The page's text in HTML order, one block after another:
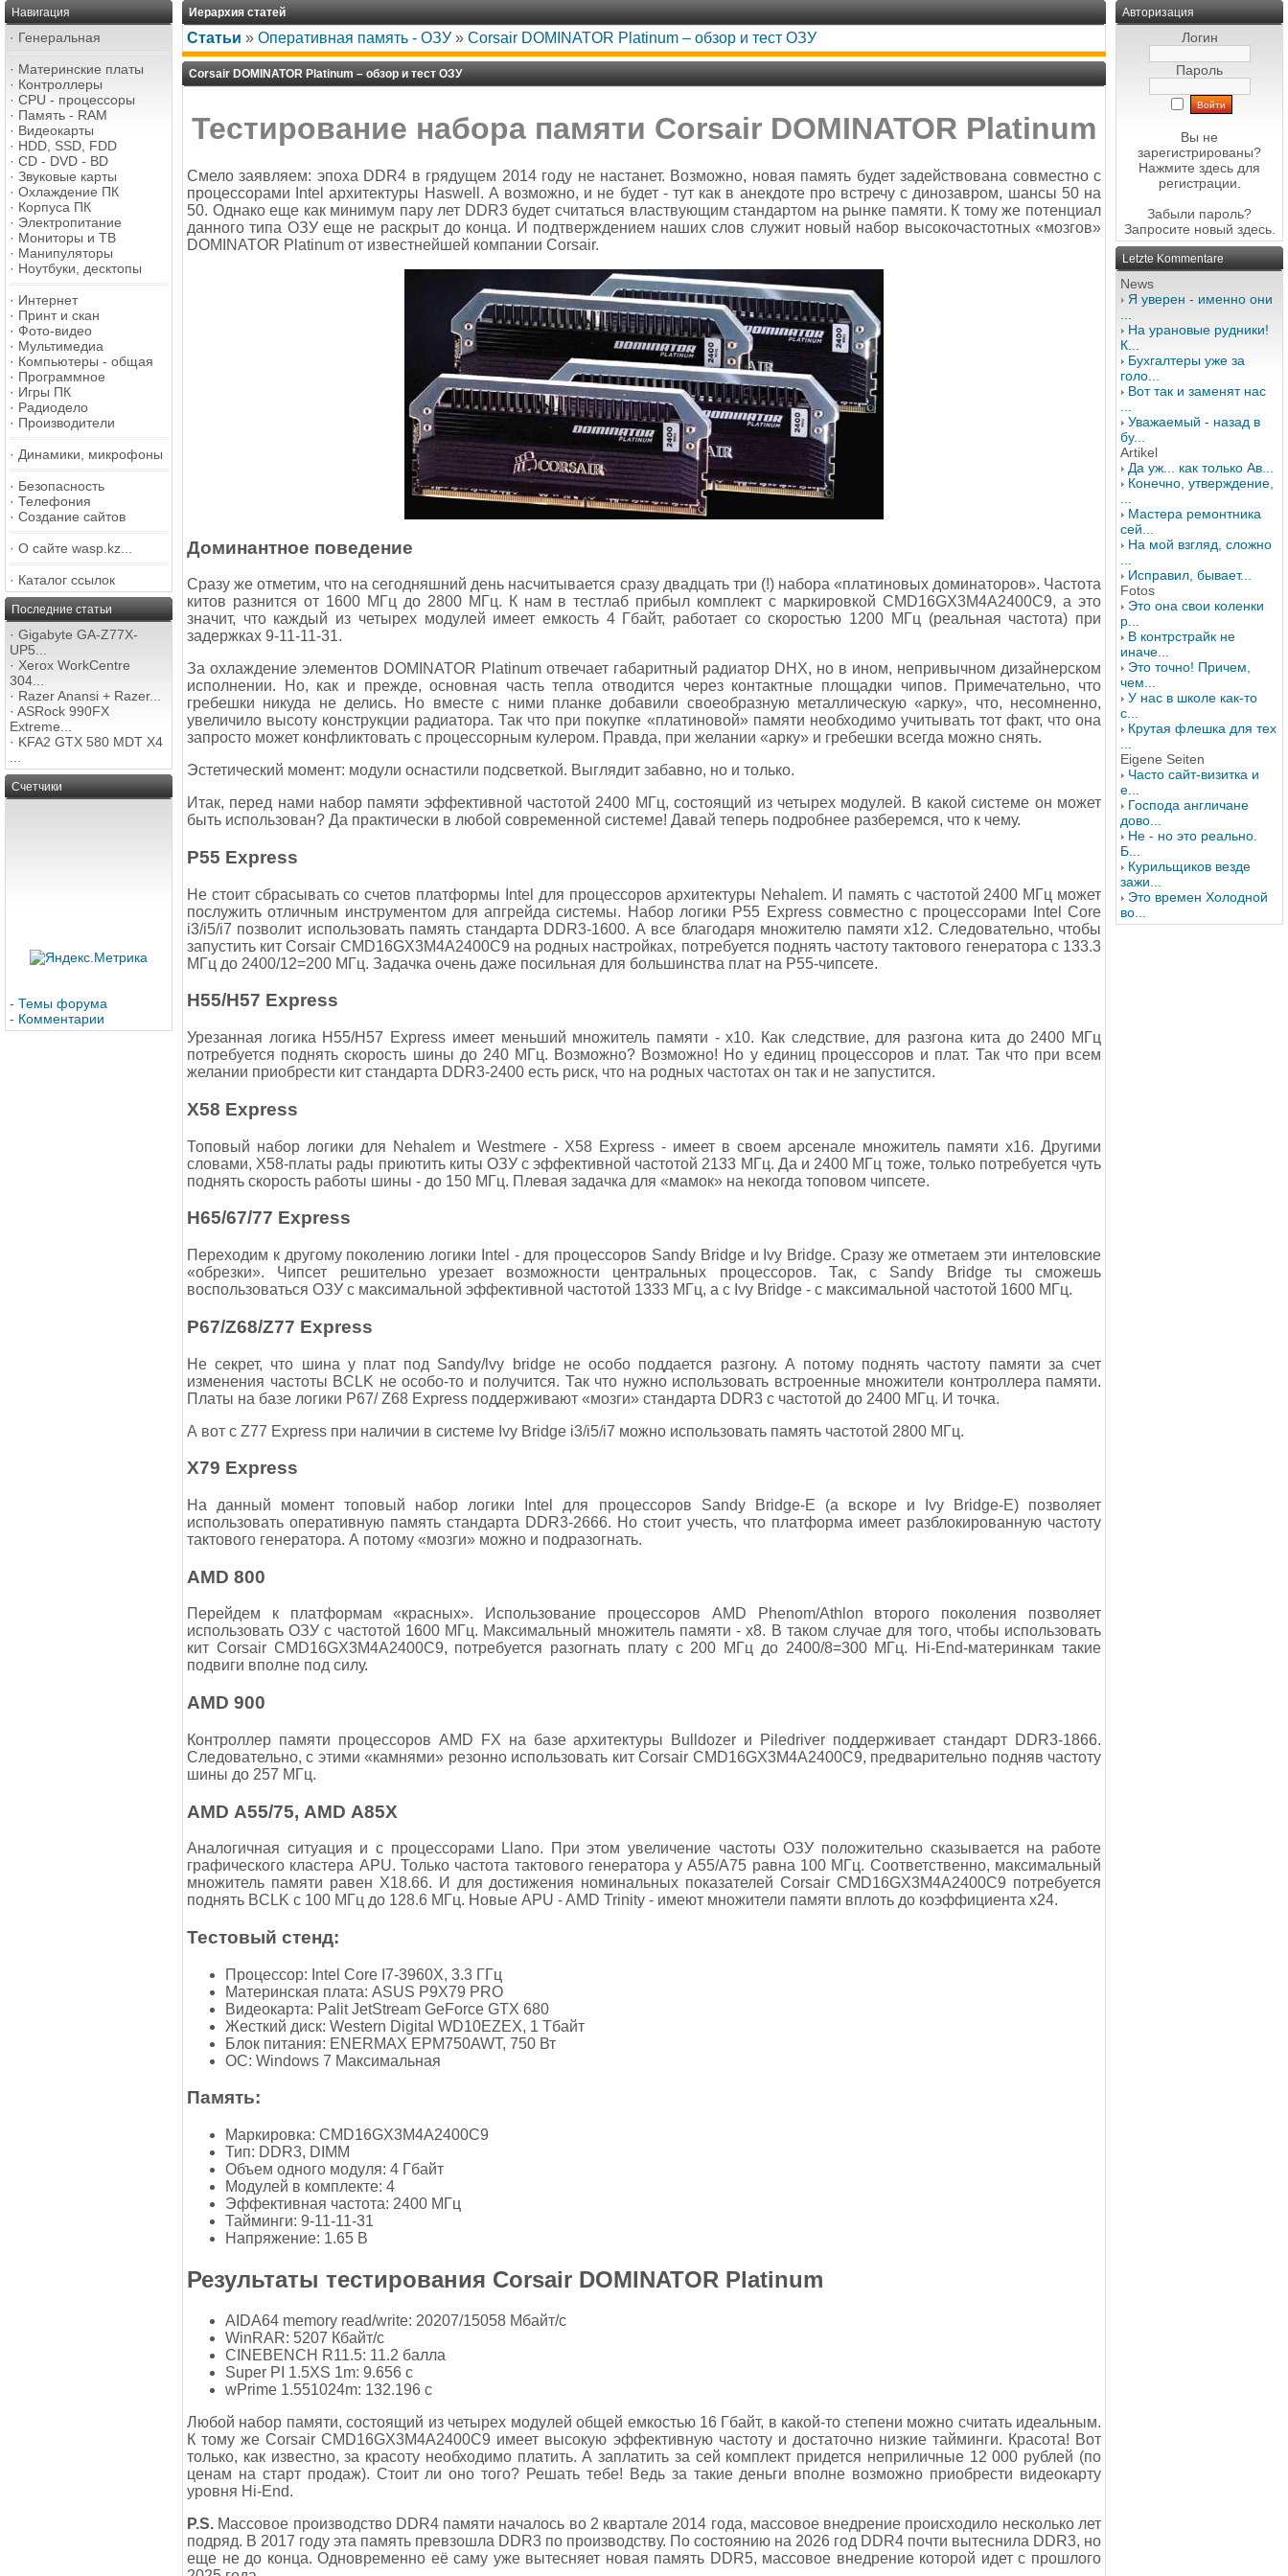
Навигация
· Генеральная
· Материнские платы
· Контроллеры
· CPU - процессоры
· Память - RAM
· Видеокарты
· HDD, SSD, FDD
· CD - DVD - BD
· Звуковые карты
· Охлаждение ПК
· Корпуса ПК
· Электропитание
· Мониторы и ТВ
· Манипуляторы
· Ноутбуки, десктопы
· Интернет
· Принт и скан
· Фото-видео
· Мультимедиа
· Компьютеры - общая
· Программное
· Игры ПК
· Радиодело
· Производители
· Динамики, микрофоны
· Безопасность
· Телефония
· Создание сайтов
· О сайте wasp.kz...
· Каталог ссылок
Последние статьи
· Gigabyte GA-Z77X-
UP5...
· Xerox WorkCentre
304...
· Razer Anansi + Razer...
· ASRock 990FX
Extreme...
· KFA2 GTX 580 MDT X4
Счетчики
- Темы форума
- Комментарии
Иерархия статей
Статьи » Оперативная память - ОЗУ » Corsair DOMINATOR Platinum – обзор и тест ОЗУ
Corsair DOMINATOR Platinum – обзор и тест ОЗУ
Тестирование набора памяти Corsair DOMINATOR Platinum
Смело заявляем: эпоха DDR4 в грядущем 2014 году не настанет. Возможно, новая память будет задействована совместно с
процессорами Intel архитектуры Haswell. А возможно, и не будет - тут как в анекдоте про встречу с динозавром, шансы 50 на
50. Однако еще как минимум пару лет DDR3 будет считаться властвующим стандартом на рынке памяти. К тому же потенциал
данного типа ОЗУ еще не раскрыт до конца. И подтверждением наших слов служит новый набор высокочастотных «мозгов»
DOMINATOR Platinum от известнейшей компании Corsair.
Доминантное поведение
Сразу же отметим, что на сегодняшний день насчитывается сразу двадцать три (!) набора «платиновых доминаторов». Частота
китов разнится от 1600 МГц до 2800 МГц. К нам в тестлаб прибыл комплект с маркировкой CMD16GX3M4A2400C9, а это
значит, что каждый из четырех модулей имеет емкость 4 Гбайт, работает со скоростью 1200 МГц (реальная частота) при
задержках 9-11-11-31.
За охлаждение элементов DOMINATOR Platinum отвечает габаритный радиатор DHX, но в ином, непривычном дизайнерском
исполнении. Но, как и прежде, основная часть тепла отводится через контактные площадки чипов. Примечательно, что
гребешки никуда не делись. Но вместе с ними планке добавили своеобразную металлическую «арку», что, несомненно,
увеличило высоту конструкции радиатора. Так что при покупке «платиновой» памяти необходимо учитывать тот факт, что она
запросто может конфликтовать с процессорным кулером. Правда, при желании «арку» и гребешки всегда можно снять.
Эстетический момент: модули оснастили подсветкой. Выглядит забавно, но и только.
Итак, перед нами набор памяти эффективной частотой 2400 МГц, состоящий из четырех модулей. В какой системе он может
быть использован? Да практически в любой современной системе! Давай теперь подробнее разберемся, что к чему.
Р55 Express
Не стоит сбрасывать со счетов платформы Intel для процессоров архитектуры Nehalem. И память с частотой 2400 МГц может
послужить отличным инструментом для апгрейда системы. Набор логики Р55 Express совместно с процессорами Intel Core
i3/i5/i7 позволит использовать память стандарта DDR3-1600. А все благодаря множителю памяти х12. Следовательно, чтобы
запустить кит Corsair CMD16GX3M4A2400C9 на родных настройках, потребуется поднять частоту тактового генератора с 133.3
МГц до 2400/12=200 МГц. Задачка очень даже посильная для большинства плат на Р55-чипсете.
Н55/Н57 Express
Урезанная логика Н55/Н57 Express имеет меньший множитель памяти - х10. Как следствие, для разгона кита до 2400 МГц
потребуется поднять скорость шины до 240 МГц. Возможно? Возможно! Но у единиц процессоров и плат. Так что при всем
желании приобрести кит стандарта DDR3-2400 есть риск, что на родных частотах он так и не запустится.
Х58 Express
Топовый набор логики для Nehalem и Westmere - Х58 Express - имеет в своем арсенале множитель памяти х16. Другими
словами, Х58-платы рады приютить киты ОЗУ с эффективной частотой 2133 МГц. Да и 2400 МГц тоже, только потребуется чуть
поднять скорость работы шины - до 150 МГц. Плевая задачка для «мамок» на некогда топовом чипсете.
Н65/67/77 Express
Переходим к другому поколению логики Intel - для процессоров Sandy Bridge и Ivy Bridge. Сразу же отметаем эти интеловские
«обрезки». Чипсет решительно урезает возможности центральных процессоров. Так, с Sandy Bridge ты сможешь
воспользоваться ОЗУ с максимальной эффективной частотой 1333 МГц, а с Ivy Bridge - с максимальной частотой 1600 МГц.
P67/Z68/Z77 Express
Не секрет, что шина у плат под Sandy/lvy bridge не особо поддается разгону. А потому поднять частоту памяти за счет
изменения частоты BCLK не особо-то и получится. Так что нужно использовать встроенные множители контроллера памяти.
Платы на базе логики Р67/ Z68 Express поддерживают «мозги» стандарта DDR3 с частотой до 2400 МГц. И точка.
А вот с Z77 Express при наличии в системе Ivy Bridge i3/i5/i7 можно использовать память частотой 2800 МГц.
Х79 Express
На данный момент топовый набор логики Intel для процессоров Sandy Bridge-E (а вскоре и Ivy Bridge-E) позволяет
использовать оперативную память стандарта DDR3-2666. Но стоит учесть, что платформа имеет разблокированную частоту
тактового генератора. А потому «мозги» можно и подразогнать.
AMD 800
Перейдем к платформам «красных». Использование процессоров AMD Phenom/Athlon второго поколения позволяет
использовать ОЗУ с частотой 1600 МГц. Максимальный множитель памяти - х8. В таком случае для того, чтобы использовать
кит Corsair CMD16GX3M4A2400C9, потребуется разогнать плату с 200 МГц до 2400/8=300 МГц. Hi-End-материнкам такие
подвиги вполне под силу.
AMD 900
Контроллер памяти процессоров AMD FX на базе архитектуры Bulldozer и Piledriver поддерживает стандарт DDR3-1866.
Следовательно, с этими «камнями» резонно использовать кит Corsair CMD16GX3M4A2400C9, предварительно подняв частоту
шины до 257 МГц.
AMD А55/75, AMD А85Х
Аналогичная ситуация и с процессорами Llano. При этом увеличение частоты ОЗУ положительно сказывается на работе
графического кластера APU. Только частота тактового генератора у А55/А75 равна 100 МГц. Соответственно, максимальный
множитель памяти равен Х18.66. И для достижения номинальных показателей Corsair CMD16GX3M4A2400C9 потребуется
поднять BCLK с 100 МГц до 128.6 МГц. Новые APU - AMD Trinity - имеют множители памяти вплоть до коэффициента х24.
Тестовый стенд:
Процессор: Intel Core I7-3960X, 3.3 ГГц
Материнская плата: ASUS Р9Х79 PRO
Видеокарта: Palit JetStream GeForce GTX 680
Жесткий диск: Western Digital WD10EZEX, 1 Тбайт
Блок питания: ENERMAX EPM750AWT, 750 Вт
ОС: Windows 7 Максимальная
Память:
Маркировка: CMD16GX3M4A2400C9
Тип: DDR3, DIMM
Объем одного модуля: 4 Гбайт
Модулей в комплекте: 4
Эффективная частота: 2400 МГц
Тайминги: 9-11-11-31
Напряжение: 1.65 В
Результаты тестирования Corsair DOMINATOR Platinum
AIDA64 memory read/write: 20207/15058 Мбайт/с
WinRAR: 5207 Кбайт/с
CINEBENCH R11.5: 11.2 балла
Super PI 1.5XS 1m: 9.656 с
wPrime 1.551024m: 132.196 c
Любой набор памяти, состоящий из четырех модулей общей емкостью 16 Гбайт, в какой-то степени можно считать идеальным.
К тому же Corsair CMD16GX3M4A2400C9 имеет высокую эффективную частоту и достаточно низкие тайминги. Красота! Вот
только, как известно, за красоту необходимо платить. А заплатить за сей комплект придется неприличные 12 000 рублей (по
ценам на старт продаж). Стоит ли оно того? Решать тебе! Ведь за такие деньги вполне возможно приобрести видеокарту
уровня Hi-End.
P.S. Массовое производство DDR4 памяти началось во 2 квартале 2014 года, массовое внедрение происходило несколько лет
подряд. В 2017 году эта память превзошла DDR3 по производству. По состоянию на 2026 год DDR4 почти вытеснила DDR3, но
еще не до конца. Одновременно её саму уже вытесняет новая память DDR5, массовое внедрение которой идет с прошлого
Авторизация
Логин
Пароль
Вы не
зарегистрированы?
Нажмите здесь для
регистрации.
Забыли пароль?
Запросите новый здесь.
Letzte Kommentare
News
Я уверен - именно они
На урановые рудники!
К...
Бухгалтеры уже за
голо...
Вот так и заменят нас
Уважаемый - назад в
бу...
Artikel
Да уж... как только Ав...
Конечно, утверждение,
Мастера ремонтника
сей...
На мой взгляд, сложно
Исправил, бывает...
Fotos
Это она свои коленки
р...
В контрстрайк не
иначе...
Это точно! Причем,
чем...
У нас в школе как-то
с...
Крутая флешка для тех
Eigene Seiten
Часто сайт-визитка и
е...
Господа англичане
дово...
Не - но это реально.
Б...
Курильщиков везде
зажи...
Это времен Холодной
во...